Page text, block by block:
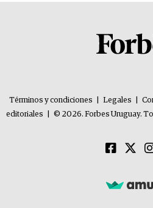
Términos y condiciones Legales
editoriales
© 2026. Forbes Uruguay.